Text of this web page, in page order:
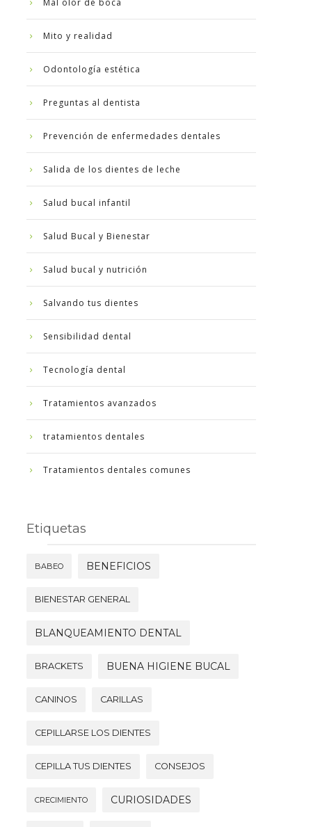
Mal olor de boca
Mito y realidad
Odontología estética
Preguntas al dentista
Prevención de enfermedades dentales
Salida de los dientes de leche
Salud bucal infantil
Salud Bucal y Bienestar
Salud bucal y nutrición
Salvando tus dientes
Sensibilidad dental
Tecnología dental
Tratamientos avanzados
tratamientos dentales
Tratamientos dentales comunes
Etiquetas
BABEO BENEFICIOS
BIENESTAR GENERAL
BLANQUEAMIENTO DENTAL
BRACKETS BUENA HIGIENE BUCAL
CANINOS CARILLAS
CEPILLARSE LOS DIENTES
CEPILLA TUS DIENTES CONSEJOS
CRECIMIENTO CURIOSIDADES